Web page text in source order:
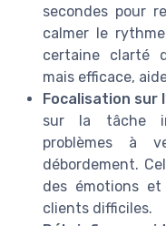
secondes pour
calmer le
certaine clarté
mais efficace,
Focalisation sur
sur la tâche
problèmes à
débordement.
des émotions
clients difficiles.